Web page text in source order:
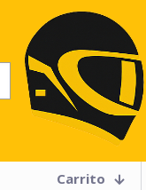
Carrito